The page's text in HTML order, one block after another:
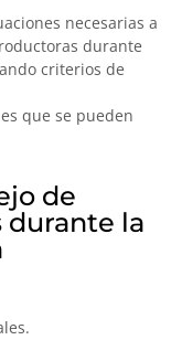
necesarias a
durante
criterios de
que se pueden
de
durante la